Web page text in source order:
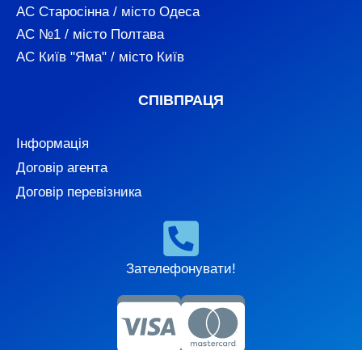
АС Старосінна / місто Одеса
АС №1 / місто Полтава
АС Київ "Яма" / місто Київ
СПІВПРАЦЯ
Інформація
Договір агента
Договір перевізника
Зателефонувати!